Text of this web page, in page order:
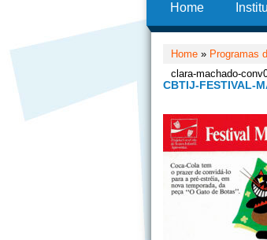
Home
Home » Programas
clara-machado-
CBTIJ-FESTIVAL-